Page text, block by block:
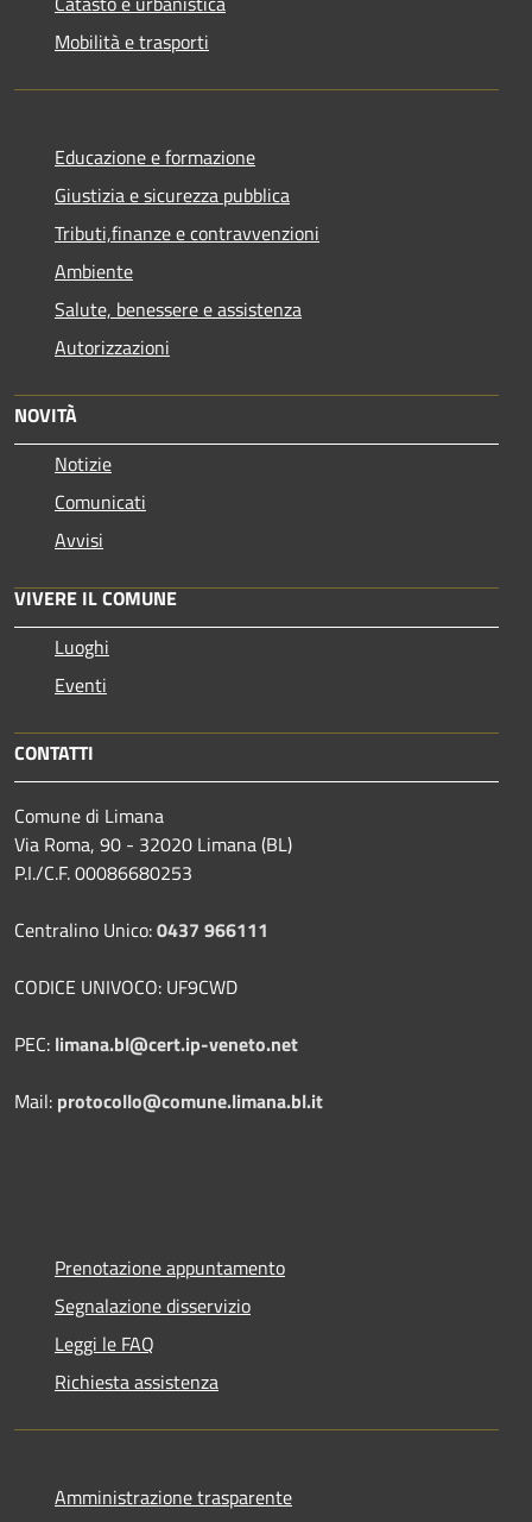
Mobilità e trasporti
Educazione e formazione
Giustizia e sicurezza pubblica
Tributi,finanze e contravvenzioni
Ambiente
Salute, benessere e assistenza
Autorizzazioni
NOVITÀ
Notizie
Comunicati
Avvisi
VIVERE IL COMUNE
Luoghi
Eventi
CONTATTI
Comune di Limana
Via Roma, 90 - 32020 Limana (BL)
P.I./C.F. 00086680253
Centralino Unico:0437 966111
CODICE UNIVOCO: UF9CWD
PEC: limana.bl@cert.ip-veneto.net
Mail: protocollo@comune.limana.bl.it
Prenotazione appuntamento
Segnalazione disservizio
Leggi le FAQ
Richiesta assistenza
Amministrazione trasparente